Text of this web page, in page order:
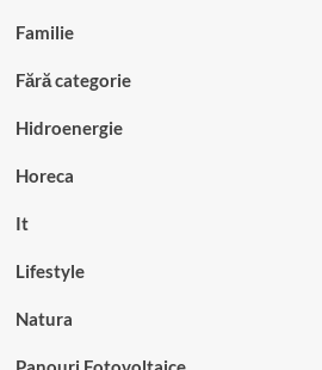
Familie
Fără categorie
Hidroenergie
Horeca
It
Lifestyle
Natura